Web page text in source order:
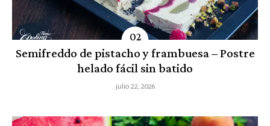
Semifreddo de pistacho y frambuesa – Postre
helado fácil sin batido
julio 22, 2026